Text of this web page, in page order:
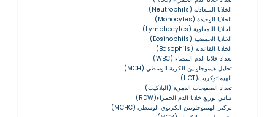
الخلايا المتعادلة (Neutrophils)
الخلايا الوحيدة (Monocytes)
الخلايا اللمفاوية (Lymphocytes)
الخلايا الحمضية (Eosinophils)
الخلايا القاعدية (Basophils)
تعداد خلايا الدم البيضاء (WBC)
تحليل هيموجلوبين الكرية الوسطي (MCH)
الهيماتوكريت(HCT)
تعداد الصفيحات الدموية (البلاكيت)
قياس توزيع خلايا الدم الحمراء(RDW)
تركيز الهيموجلوبين الكريوي الوسطي (MCHC)